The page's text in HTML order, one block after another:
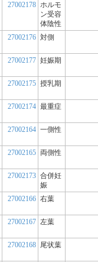
27002178 ホルモ
ン受容
体陰性
27002176 対側
27002177 妊娠期
27002175 授乳期
27002174 最重症
27002164 一側性
27002165 両側性
27002173 合併妊
娠
27002166 右葉
27002167 左葉
27002168 尾状葉